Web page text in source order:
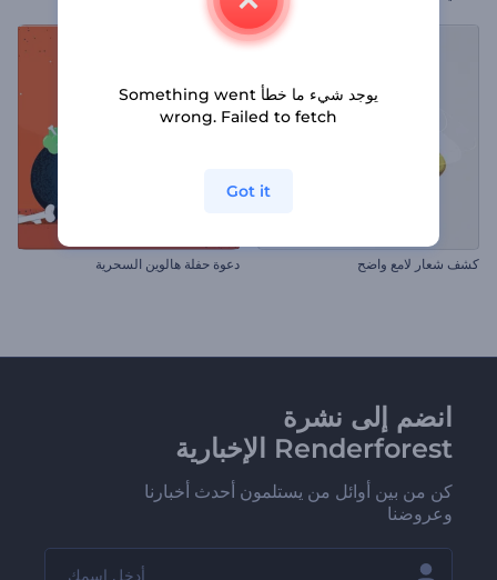
كشف شعار لامع واضح دعوة حفلة هالوين السحرية
انضم إلى نشرة
Renderforest الإخبارية
كن من بين أوائل من يستلمون أحدث أخبارنا
وعروضنا
يوجد شيء ما خطأ Something went
wrong. Failed to fetch
Got it